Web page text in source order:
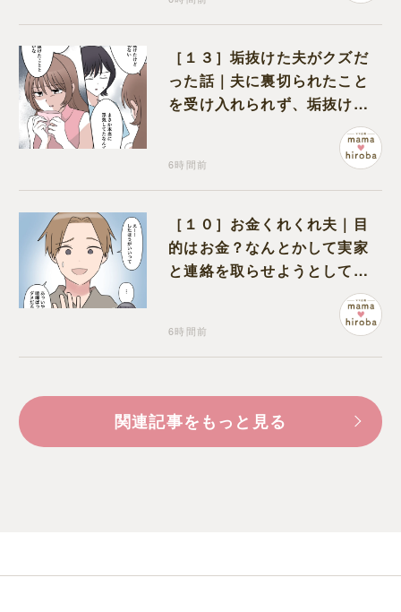
［１３］垢抜けた夫がクズだ
った話｜夫に裏切られたこと
を受け入れられず、垢抜けた
ことが関係しているのかと嘆
6時間前
［１０］お金くれくれ夫｜目
的はお金？なんとかして実家
と連絡を取らせようとしてく
6時間前
関連記事をもっと見る